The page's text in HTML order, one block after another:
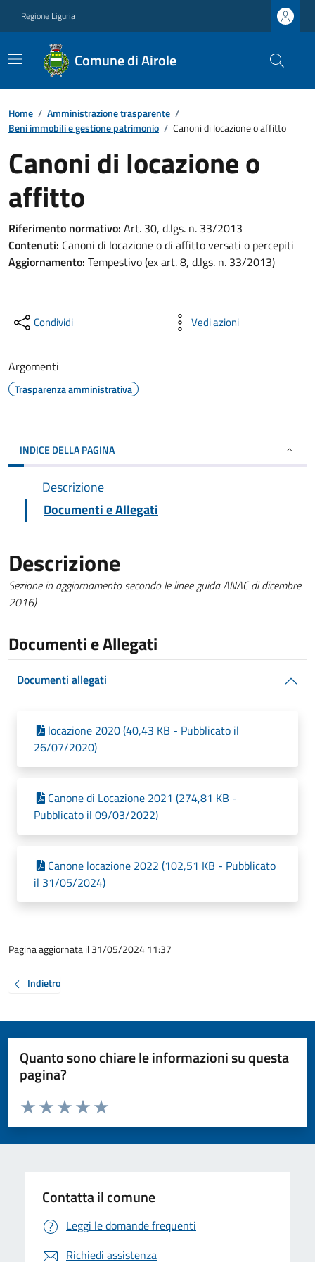
Regione Liguria
Comune di Airole
Home / Amministrazione trasparente /
Beni immobili e gestione patrimonio / Canoni di locazione o affitto
Canoni di locazione o
affitto
Riferimento normativo: Art. 30, d.lgs. n. 33/2013
Contenuti: Canoni di locazione o di affitto versati o percepiti
Aggiornamento: Tempestivo (ex art. 8, d.lgs. n. 33/2013)
Condividi Vedi azioni
Argomenti
Trasparenza amministrativa
INDICE DELLA PAGINA
Descrizione
Documenti e Allegati
Descrizione
Sezione in aggiornamento secondo le linee guida ANAC di dicembre
2016)
Documenti e Allegati
Documenti allegati
locazione 2020 (40,43 KB - Pubblicato il
26/07/2020)
Canone di Locazione 2021 (274,81 KB -
Pubblicato il 09/03/2022)
Canone locazione 2022 (102,51 KB - Pubblicato
il 31/05/2024)
Pagina aggiornata il 31/05/2024 11:37
Indietro
Quanto sono chiare le informazioni su questa
pagina?
Valuta da 1 a 5 stelle la pagina
Valuta 5 stelle su 5
Valuta 4 stelle su 5
Valuta 3 stelle su 5
Valuta 2 stelle su 5
Valuta 1 stelle su 5
Contatta il comune
Leggi le domande frequenti
Richiedi assistenza